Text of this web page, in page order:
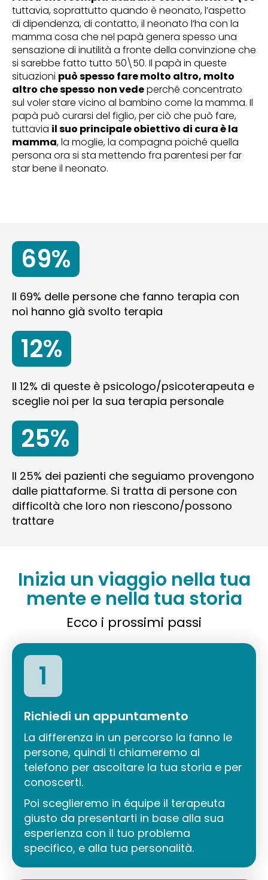
tuttavia, soprattutto quando è neonato, l’aspetto
di dipendenza, di contatto, il neonato l’ha con la
mamma cosa che nel papà genera spesso una
sensazione di inutilità a fronte della convinzione che
si sarebbe fatto tutto 50\50. Il papà in queste
situazioni può spesso fare molto altro, molto
altro che spesso non vedeperché concentrato
sul voler stare vicino al bambino come la mamma. Il
papà può curarsi del figlio, per ciò che può fare,
tuttavia il suo principale obiettivo di cura è la
mamma, la moglie, la compagna poiché quella
persona ora si sta mettendo fra parentesi per far
star bene il neonato.
69%
Il 69% delle persone che fanno terapia con
noi hanno già svolto terapia
12%
Il 12% di queste è psicologo/psicoterapeuta e
sceglie noi per la sua terapia personale
25%
Il 25% dei pazienti che seguiamo provengono
dalle piattaforme. Si tratta di persone con
difficoltà che loro non riescono/possono
trattare
Inizia un viaggio nella tua
mente e nella tua storia
Ecco i prossimi passi
1
Richiedi un appuntamento
La differenza in un percorso la fanno le
persone, quindi ti chiameremo al
telefono per ascoltare la tua storia e per
conoscerti.
Poi sceglieremo in équipe il terapeuta
giusto da presentarti in base alla sua
esperienza con il tuo problema
specifico, e alla tua personalità.